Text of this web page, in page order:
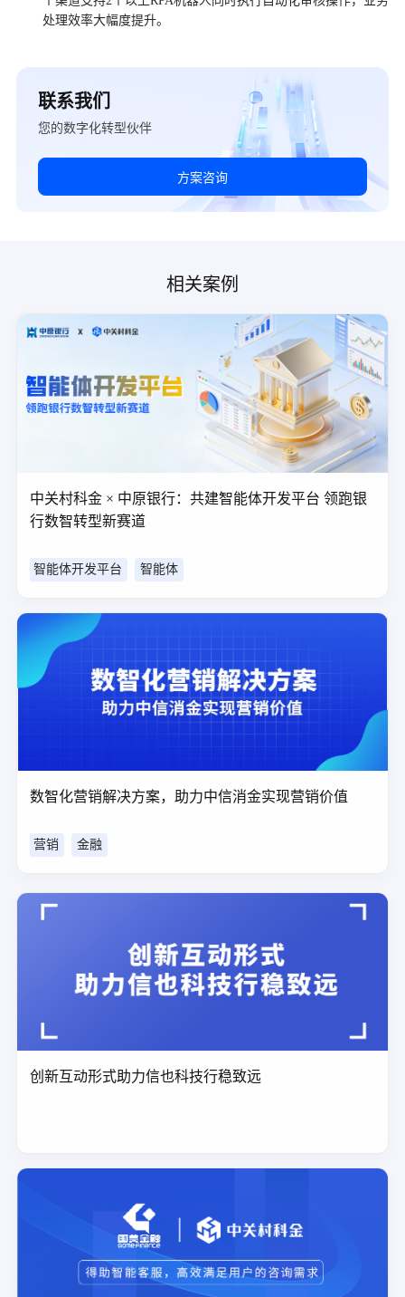
处理效率大幅度提升。
联系我们
您的数字化转型伙伴
方案咨询
相关案例
中关村科金 × 中原银行：共建智能体开发平台 领跑银
行数智转型新赛道
智能体开发平台 智能体
数智化营销解决方案，助力中信消金实现营销价值
营销 金融
创新互动形式助力信也科技行稳致远